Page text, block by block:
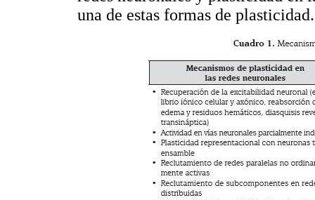
una de estas formas de plasticidad.